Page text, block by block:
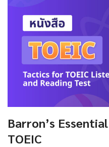
Barron’s
TOEIC